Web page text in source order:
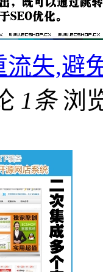
失,避
1条 浏